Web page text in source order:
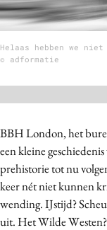
12 nov:
Adverteren
Events
Partners
Topics
Artificial Intelligence
Bureaus
Helaas hebben we
© adformatie
BBH London, het
een kleine
prehistorie tot nu
keer nét niet kunnen
wending. IJstijd?
uit. Het Wilde